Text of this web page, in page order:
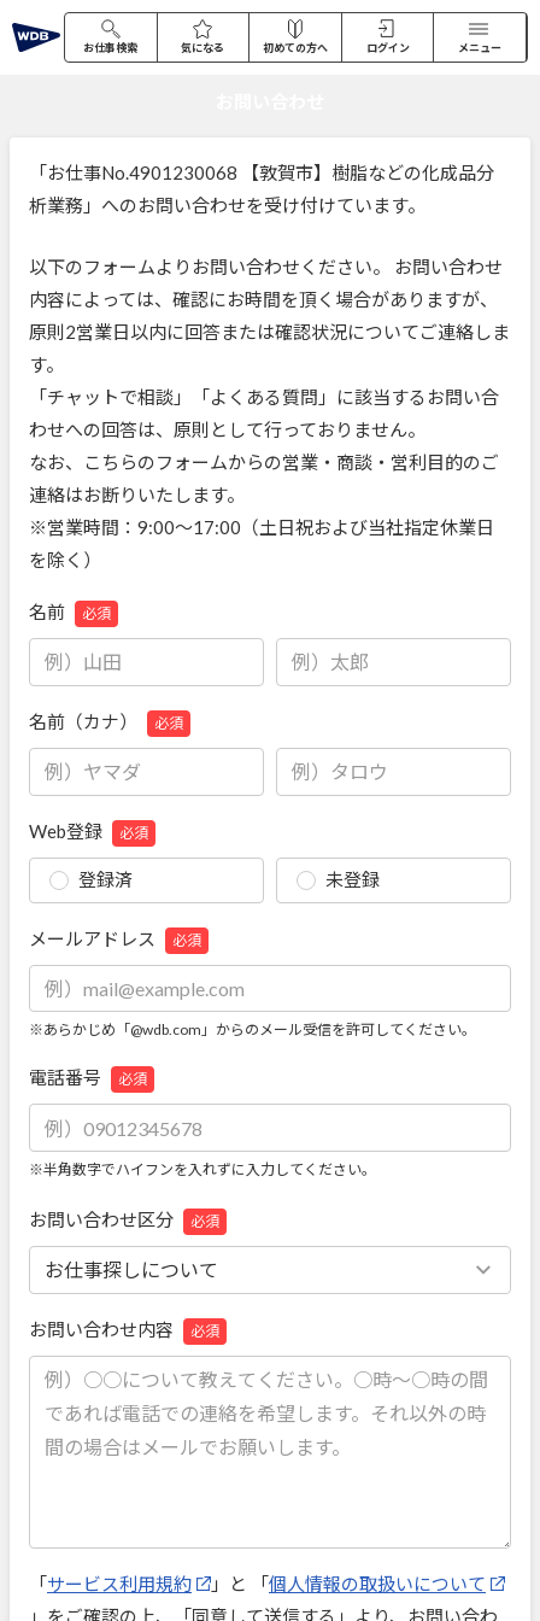
お仕事検索 気になる 初めての方へ ログイン メニュー
「お仕事No.4901230068 【敦賀市】樹脂などの化成品分
析業務」へのお問い合わせを受け付けています。
以下のフォームよりお問い合わせください。 お問い合わせ
内容によっては、確認にお時間を頂く場合がありますが、
原則2営業日以内に回答または確認状況についてご連絡しま
す。
「チャットで相談」「よくある質問」に該当するお問い合
わせへの回答は、原則として行っておりません。
なお、こちらのフォームからの営業・商談・営利目的のご
連絡はお断りいたします。
※営業時間：9:00～17:00（土日祝および当社指定休業日
を除く）
名前 必須
名前（カナ） 必須
Web登録 必須
登録済 未登録
メールアドレス 必須
※あらかじめ「@wdb.com」からのメール受信を許可してください。
電話番号 必須
※半角数字でハイフンを入れずに入力してください。
お問い合わせ区分 必須
お問い合わせ内容 必須
「サービス利用規約 」と 「個人情報の取扱いについて
」をご確認の上、「同意して送信する」より、お問い合わ